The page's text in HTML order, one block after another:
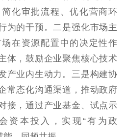
据资源
共服务
闻出版
政务服务
作品著作权
登记服务
智库服务
理平台
文艺创作
服务管理
字出版
读服务
新闻发布工作备
案管理系统
化审批流程、优化营商环
为的干预。二是强化市场主
在资源配置中的决定性作
体，鼓励企业聚焦核心技术
产业内生动力。三是构建协
常态化沟通渠道，推动政府
接，通过产业基金、试点示
资本投入，实现“有为政